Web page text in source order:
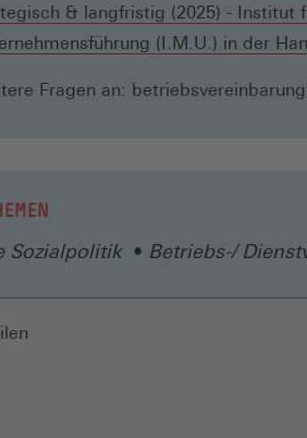
& langfristig (2025) - Institut
(I.M.U.) in der
Fragen an:
Sozialpolitik Betriebs-/